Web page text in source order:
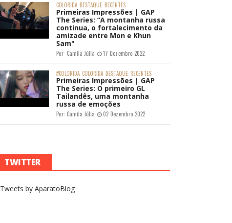
COLORIDA DESTAQUE RECENTES
Primeiras Impressões | GAP
The Series: “A montanha russa
continua, o fortalecimento da
amizade entre Mon e Khun
Sam"
Por: Camila Júlia 17 Dezembro 2022
#COLORIDA COLORIDA DESTAQUE RECENTES
Primeiras Impressões | GAP
The Series: O primeiro GL
Tailandês, uma montanha
russa de emoções
Por: Camila Júlia 02 Dezembro 2022
TWITTER
Tweets by AparatoBlog